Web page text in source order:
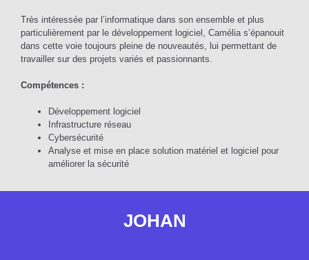
Très intéressée par l’informatique dans son ensemble et plus
particulièrement par le développement logiciel, Camélia s’épanouit
dans cette voie toujours pleine de nouveautés, lui permettant de
travailler sur des projets variés et passionnants.
Compétences :
Développement logiciel
Infrastructure réseau
Cybersécurité
Analyse et mise en place solution matériel et logiciel pour
améliorer la sécurité
JOHAN